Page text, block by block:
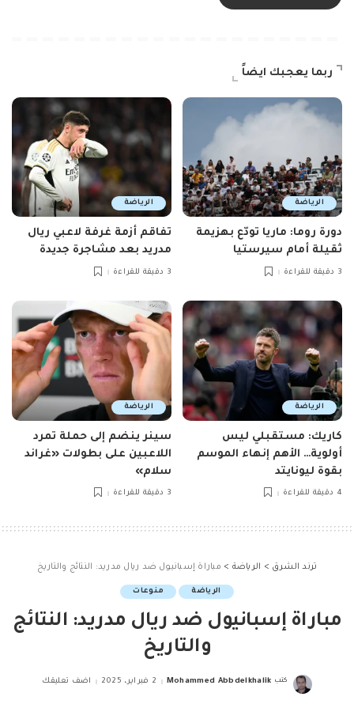
ربما يعجبك ايضاً
الرياضة
دورة روما: ماريا تودّع بهزيمة
ثقيلة أمام سيرستيا
3 دقيقة للقراءة
الرياضة
تفاقم أزمة غرفة لاعبي ريال
مدريد بعد مشاجرة جديدة
3 دقيقة للقراءة
الرياضة
كاريك: مستقبلي ليس
أولوية… الأهم إنهاء الموسم
بقوة ليونايتد
4 دقيقة للقراءة
الرياضة
سينر ينضم إلى حملة تمرد
اللاعبين على بطولات «غراند
سلام»
3 دقيقة للقراءة
ترند الشرق > الرياضة > مباراة إسبانيول ضد ريال مدريد: النتائج والتاريخ
الرياضة منوعات
مباراة إسبانيول ضد ريال مدريد: النتائج
والتاريخ
Posted
كتب Mohammed Abbdelkhalik 2 فبراير، 2025 اضف تعليقك